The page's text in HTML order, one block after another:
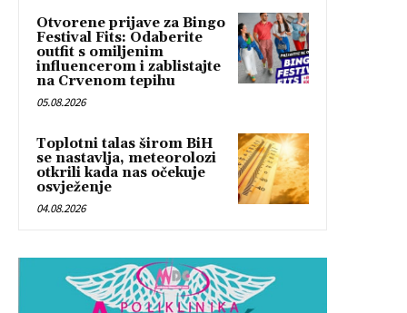
Otvorene prijave za Bingo
Festival Fits: Odaberite
outfit s omiljenim
influencerom i zablistajte
na Crvenom tepihu
05.08.2026
Toplotni talas širom BiH
se nastavlja, meteorolozi
otkrili kada nas očekuje
osvježenje
04.08.2026